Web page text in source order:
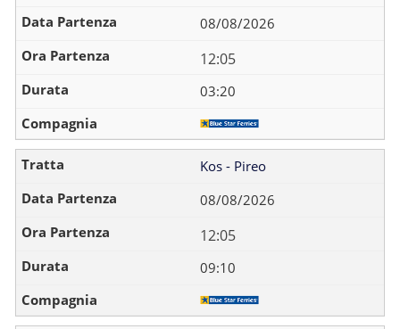
08/08/2026
12:05
03:20
Kos - Pireo
08/08/2026
12:05
09:10